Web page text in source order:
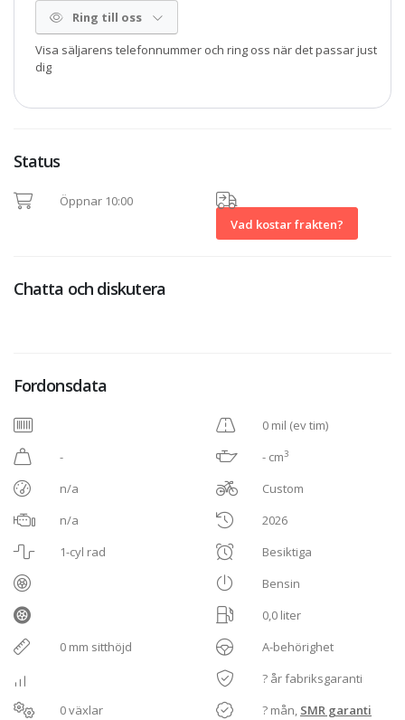
Ring till oss
Visa säljarens telefonnummer och ring oss när det passar just
dig
Status
Öppnar 10:00
Vad kostar frakten?
Chatta och diskutera
Fordonsdata
-
n/a
n/a
1-cyl rad
0 mm sitthöjd
0 växlar
0 mil (ev tim)
- cm3
Custom
2026
Besiktiga
Bensin
0,0 liter
A-behörighet
? år fabriksgaranti
? mån, SMR garanti